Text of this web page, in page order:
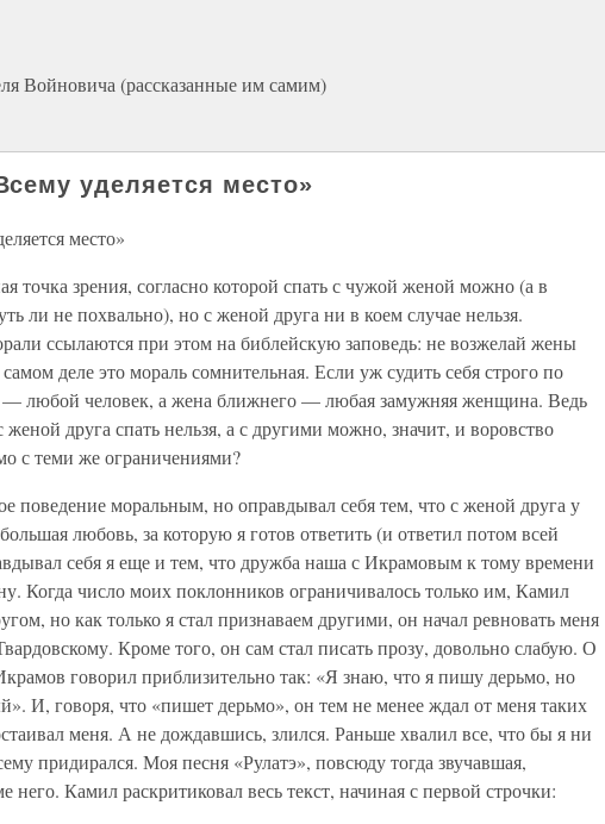
Войновича (рассказанные им самим)
уделяется место»
место»
точка зрения, согласно которой спать с чужой женой можно (а в
ли не похвально), но с женой друга ни в коем случае нельзя.
ссылаются при этом на библейскую заповедь: не возжелай жены
деле это мораль сомнительная. Если уж судить себя строго по
любой человек, а жена ближнего — любая замужняя женщина. Ведь
женой друга спать нельзя, а с другими можно, значит, и воровство
с теми же ограничениями?
поведение моральным, но оправдывал себя тем, что с женой друга у
любовь, за которую я готов ответить (и ответил потом всей
себя я еще и тем, что дружба наша с Икрамовым к тому времени
Когда число моих поклонников ограничивалось только им, Камил
но как только я стал признаваем другими, он начал ревновать меня
Кроме того, он сам стал писать прозу, довольно слабую. О
говорил приблизительно так: «Я знаю, что я пишу дерьмо, но
И, говоря, что «пишет дерьмо», он тем не менее ждал от меня таких
меня. А не дождавшись, злился. Раньше хвалил все, что бы я ни
придирался. Моя песня «Рулатэ», повсюду тогда звучавшая,
него. Камил раскритиковал весь текст, начиная с первой строчки: